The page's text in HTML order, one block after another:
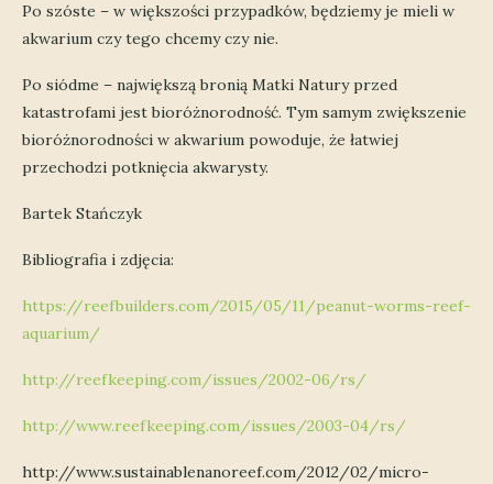
Po szóste – w większości przypadków, będziemy je mieli w
akwarium czy tego chcemy czy nie.
Po siódme – największą bronią Matki Natury przed
katastrofami jest bioróżnorodność. Tym samym zwiększenie
bioróżnorodności w akwarium powoduje, że łatwiej
przechodzi potknięcia akwarysty.
Bartek Stańczyk
Bibliografia i zdjęcia:
https://reefbuilders.com/2015/05/11/peanut-worms-reef-
aquarium/
http://reefkeeping.com/issues/2002-06/rs/
http://www.reefkeeping.com/issues/2003-04/rs/
http://www.sustainablenanoreef.com/2012/02/micro-